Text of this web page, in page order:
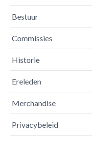
Bestuur
Commissies
Historie
Ereleden
Merchandise
Privacybeleid